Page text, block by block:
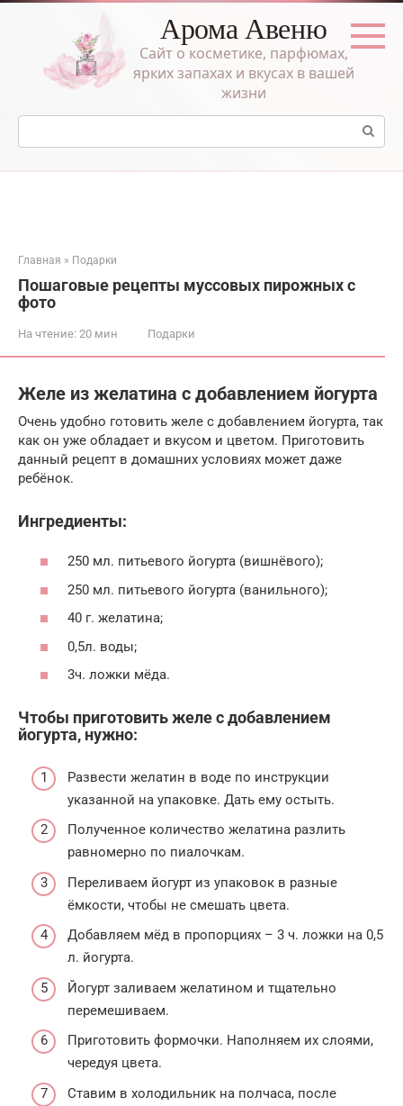
Перейти
Арома Авеню
Сайт о косметике, парфюмах,
ярких запахах и вкусах в вашей
жизни
Поиск:
Главная » Подарки
Пошаговые рецепты муссовых пирожных с
фото
На чтение: 20 мин Подарки
Желе из желатина с добавлением йогурта
Очень удобно готовить желе с добавлением йогурта, так
как он уже обладает и вкусом и цветом. Приготовить
данный рецепт в домашних условиях может даже
ребёнок.
Ингредиенты:
250 мл. питьевого йогурта (вишнёвого);
250 мл. питьевого йогурта (ванильного);
40 г. желатина;
0,5л. воды;
3ч. ложки мёда.
Чтобы приготовить желе с добавлением
йогурта, нужно:
Развести желатин в воде по инструкции
указанной на упаковке. Дать ему остыть.
Полученное количество желатина разлить
равномерно по пиалочкам.
Переливаем йогурт из упаковок в разные
ёмкости, чтобы не смешать цвета.
Добавляем мёд в пропорциях – 3 ч. ложки на 0,5
л. йогурта.
Йогурт заливаем желатином и тщательно
перемешиваем.
Приготовить формочки. Наполняем их слоями,
чередуя цвета.
Ставим в холодильник на полчаса, после